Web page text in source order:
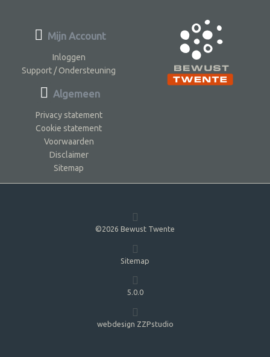
Mijn Account
Inloggen
Support / Ondersteuning
Algemeen
Privacy statement
Cookie statement
Voorwaarden
Disclaimer
Sitemap
©2026 Bewust Twente
Sitemap
5.0.0
webdesign ZZPstudio